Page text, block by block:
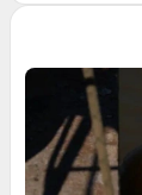
Обсудить